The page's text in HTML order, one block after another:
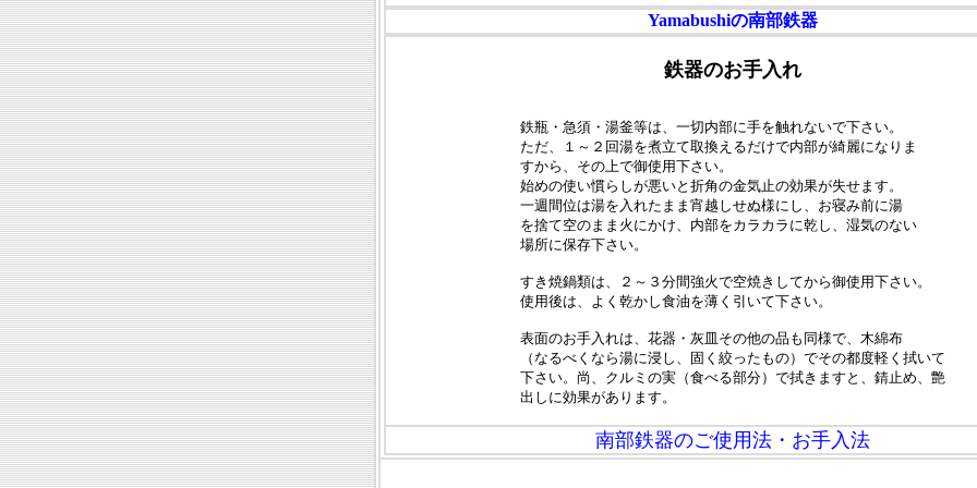
Yamabushiの南部鉄器
鉄器のお手入れ
鉄瓶・急須・湯釜等は、一切内部に手を触れないで下さい。
ただ、１～２回湯を煮立て取換えるだけで内部が綺麗になりま
すから、その上で御使用下さい。
始めの使い慣らしが悪いと折角の金気止の効果が失せます。
一週間位は湯を入れたまま宵越しせぬ様にし、お寝み前に湯
を捨て空のまま火にかけ、内部をカラカラに乾し、湿気のない
場所に保存下さい。
すき焼鍋類は、２～３分間強火で空焼きしてから御使用下さい。
使用後は、よく乾かし食油を薄く引いて下さい。
表面のお手入れは、花器・灰皿その他の品も同様で、木綿布
（なるべくなら湯に浸し、固く絞ったもの）でその都度軽く拭いて
下さい。尚、クルミの実（食べる部分）で拭きますと、錆止め、艶
出しに効果があります。
南部鉄器のご使用法・お手入法